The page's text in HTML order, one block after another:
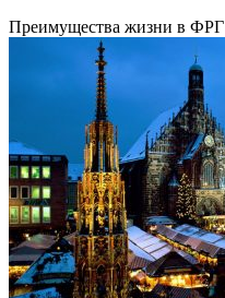
Преимущества жизни в ФРГ